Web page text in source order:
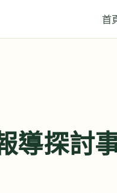
首
導探討